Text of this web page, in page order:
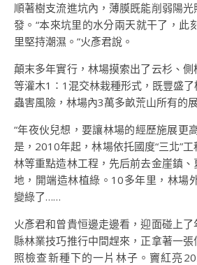
順著樹支流進坑內，薄膜既能削弱陽
發。“本來坑里的水分兩天就干了，此
里堅持潮濕。”火彥君說。
顛末多年實行，林場摸索出了云杉、
等灌木1∶1混交林栽種形式，既豐盛了
蟲害風險，林場內3萬多畝荒山所有的
“年夜伙兒想，要讓林場的經歷施展更
是，2010年起，林場依托國度“三北”
林等重點造林工程，先后前去金崖鎮
地，開端造林植綠。10多年里，林場
變綠了……
火彥君和曾貴恒邊走邊看，迎面碰上
縣林業技巧推行中間趕來，正拿著一
照檢查新種下的一片林子。竇紅亮